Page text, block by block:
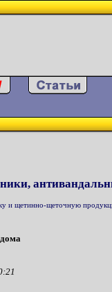
и щетинно-щеточную